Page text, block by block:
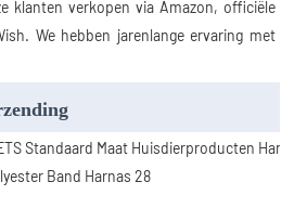
We hebben jarenlange ervaring met